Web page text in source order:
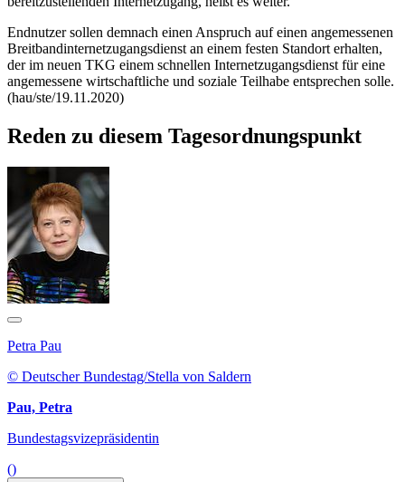
Endnutzer sollen demnach einen Anspruch auf einen angemessenen
Breitbandinternetzugangsdienst an einem festen Standort erhalten,
der im neuen TKG einem schnellen Internetzugangsdienst für eine
angemessene wirtschaftliche und soziale Teilhabe entsprechen solle.
(hau/ste/19.11.2020)
Reden zu diesem Tagesordnungspunkt
Petra Pau
© Deutscher Bundestag/Stella von Saldern
Pau, Petra
Bundestagsvizepräsidentin
()